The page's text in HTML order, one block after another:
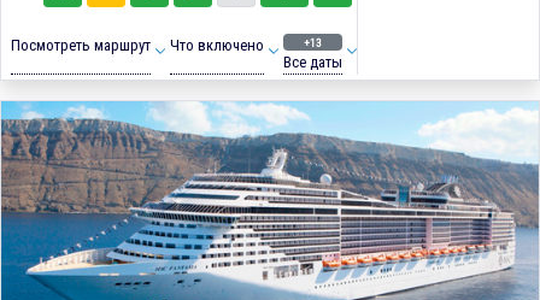
Посмотреть маршрут Что включено +13
Все даты